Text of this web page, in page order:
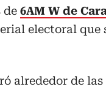
de 6AM W de
electoral que
alrededor de